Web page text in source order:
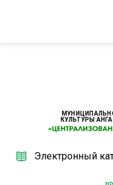
КУЛЬТУРЫ
Электронный